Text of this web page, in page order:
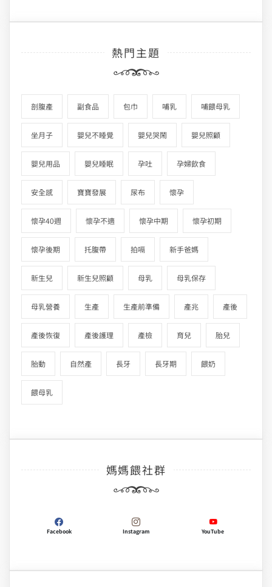
熱門主題
剖腹產 副食品 包巾 哺乳 哺餵母乳
坐月子 嬰兒不睡覺 嬰兒哭鬧 嬰兒照顧
嬰兒用品 嬰兒睡眠 孕吐 孕婦飲食
安全感 寶寶發展 尿布 懷孕
懷孕40週 懷孕不適 懷孕中期 懷孕初期
懷孕後期 托腹帶 拍嗝 新手爸媽
新生兒 新生兒照顧 母乳 母乳保存
母乳營養 生產 生產前準備 產兆 產後
產後恢復 產後護理 產檢 育兒 胎兒
胎動 自然產 長牙 長牙期 餵奶
餵母乳
媽媽餵社群
Facebook Instagram YouTube